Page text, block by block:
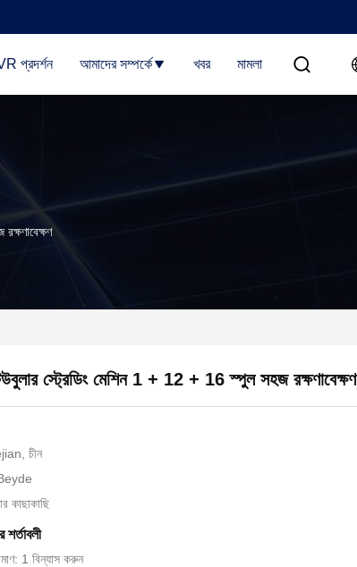
প্রদর্শন আমাদের সম্পর্কে খবর মামলা
স্ট্রেডিং মেশিন 1 + 12 + 16 স্পুল সহজ রক্ষণাবেক্ষণ
চীন
কাছাকাছি
শর্তাবলী
1 বিন্যাস করুন